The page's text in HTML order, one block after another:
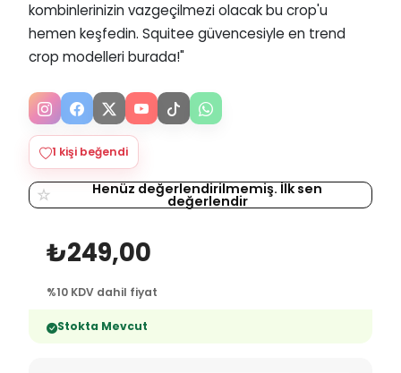
kombinlerinizin vazgeçilmezi olacak bu crop'u
hemen keşfedin. Squitee güvencesiyle en trend
crop modelleri burada!"
1 kişi beğendi
☆ Henüz değerlendirilmemiş. İlk sen
değerlendir
₺249,00
%10 KDV dahil fiyat
Stokta Mevcut